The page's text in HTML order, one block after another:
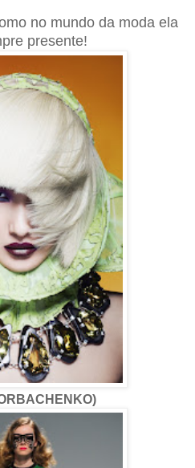
no mundo da moda ela
presente!